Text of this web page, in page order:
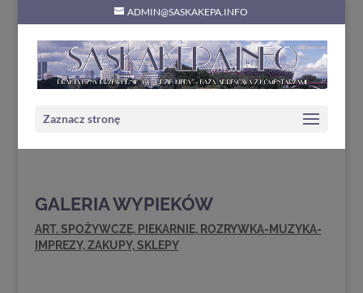
ADMIN@SASKAKEPA.INFO
Zaznacz stronę
GALERIA WYPIEKÓW
ART. SPOŻYWCZE, PIEKARNIE, ROZRYWKA-MUZYKA-
IMPREZY,ZAKUPY, SKLEPY